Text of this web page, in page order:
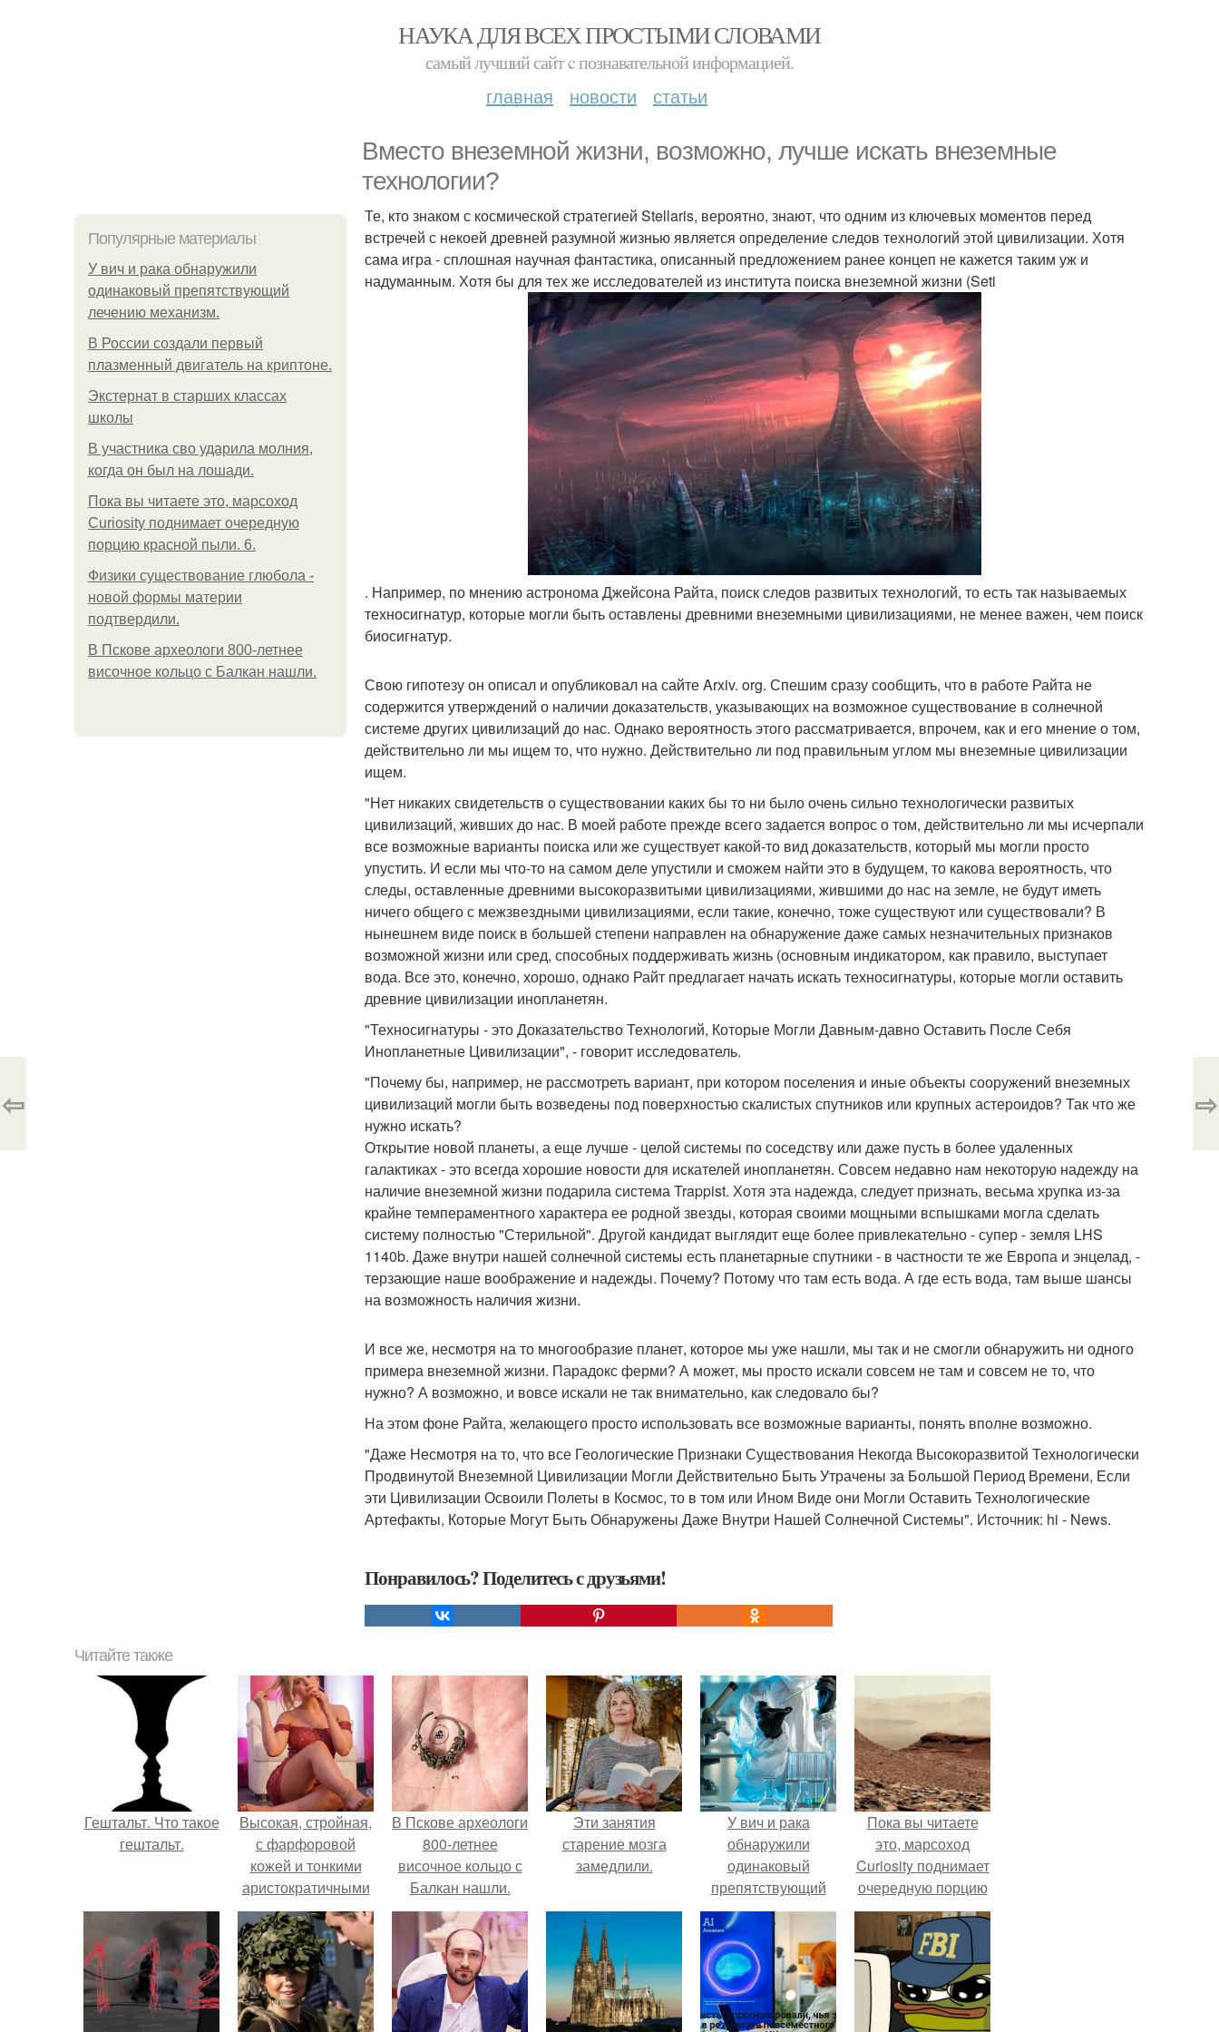
НАУКА ДЛЯ ВСЕХ ПРОСТЫМИ СЛОВАМИ
самый лучший сайт c познавательной информацией.
главная новости статьи
Вместо внеземной жизни, возможно, лучше искать внеземные
технологии?
Популярные материалы
У вич и рака обнаружили
одинаковый препятствующий
лечению механизм.
В России создали первый
плазменный двигатель на криптоне.
Экстернат в старших классах
школы
В участника сво ударила молния,
когда он был на лошади.
Пока вы читаете это, марсоход
Curiosity поднимает очередную
порцию красной пыли. 6.
Физики существование глюбола -
новой формы материи
подтвердили.
В Пскове археологи 800-летнее
височное кольцо с Балкан нашли.
Те, кто знаком с космической стратегией Stellaris, вероятно, знают, что одним из ключевых моментов перед
встречей с некоей древней разумной жизнью является определение следов технологий этой цивилизации. Хотя
сама игра - сплошная научная фантастика, описанный предложением ранее концеп не кажется таким уж и
надуманным. Хотя бы для тех же исследователей из института поиска внеземной жизни (Seti
. Например, по мнению астронома Джейсона Райта, поиск следов развитых технологий, то есть так называемых
техносигнатур, которые могли быть оставлены древними внеземными цивилизациями, не менее важен, чем поиск
биосигнатур.
Свою гипотезу он описал и опубликовал на сайте Arxiv. org. Спешим сразу сообщить, что в работе Райта не
содержится утверждений о наличии доказательств, указывающих на возможное существование в солнечной
системе других цивилизаций до нас. Однако вероятность этого рассматривается, впрочем, как и его мнение о том,
действительно ли мы ищем то, что нужно. Действительно ли под правильным углом мы внеземные цивилизации
ищем.
"Нет никаких свидетельств о существовании каких бы то ни было очень сильно технологически развитых
цивилизаций, живших до нас. В моей работе прежде всего задается вопрос о том, действительно ли мы исчерпали
все возможные варианты поиска или же существует какой-то вид доказательств, который мы могли просто
упустить. И если мы что-то на самом деле упустили и сможем найти это в будущем, то какова вероятность, что
следы, оставленные древними высокоразвитыми цивилизациями, жившими до нас на земле, не будут иметь
ничего общего с межзвездными цивилизациями, если такие, конечно, тоже существуют или существовали? В
нынешнем виде поиск в большей степени направлен на обнаружение даже самых незначительных признаков
возможной жизни или сред, способных поддерживать жизнь (основным индикатором, как правило, выступает
вода. Все это, конечно, хорошо, однако Райт предлагает начать искать техносигнатуры, которые могли оставить
древние цивилизации инопланетян.
"Техносигнатуры - это Доказательство Технологий, Которые Могли Давным-давно Оставить После Себя
Инопланетные Цивилизации", - говорит исследователь.
"Почему бы, например, не рассмотреть вариант, при котором поселения и иные объекты сооружений внеземных
цивилизаций могли быть возведены под поверхностью скалистых спутников или крупных астероидов? Так что же
нужно искать?
Открытие новой планеты, а еще лучше - целой системы по соседству или даже пусть в более удаленных
галактиках - это всегда хорошие новости для искателей инопланетян. Совсем недавно нам некоторую надежду на
наличие внеземной жизни подарила система Trappist. Хотя эта надежда, следует признать, весьма хрупка из-за
крайне темпераментного характера ее родной звезды, которая своими мощными вспышками могла сделать
систему полностью "Стерильной". Другой кандидат выглядит еще более привлекательно - супер - земля LHS
1140b. Даже внутри нашей солнечной системы есть планетарные спутники - в частности те же Европа и энцелад, -
терзающие наше воображение и надежды. Почему? Потому что там есть вода. А где есть вода, там выше шансы
на возможность наличия жизни.
И все же, несмотря на то многообразие планет, которое мы уже нашли, мы так и не смогли обнаружить ни одного
примера внеземной жизни. Парадокс ферми? А может, мы просто искали совсем не там и совсем не то, что
нужно? А возможно, и вовсе искали не так внимательно, как следовало бы?
На этом фоне Райта, желающего просто использовать все возможные варианты, понять вполне возможно.
"Даже Несмотря на то, что все Геологические Признаки Существования Некогда Высокоразвитой Технологически
Продвинутой Внеземной Цивилизации Могли Действительно Быть Утрачены за Большой Период Времени, Если
эти Цивилизации Освоили Полеты в Космос, то в том или Ином Виде они Могли Оставить Технологические
Артефакты, Которые Могут Быть Обнаружены Даже Внутри Нашей Солнечной Системы". Источник: hi - News.
Понравилось? Поделитесь с друзьями!
⇦ ⇨
Читайте также
Гештальт. Что такое
гештальт.
Высокая, стройная,
с фарфоровой
кожей и тонкими
аристократичными
чертами, эль
выглядит так, будто
сошла с полотна
художника.
В Пскове археологи
800-летнее
височное кольцо с
Балкан нашли.
Эти занятия
старение мозга
замедлили.
У вич и рака
обнаружили
одинаковый
препятствующий
лечению механизм.
Пока вы читаете
это, марсоход
Curiosity поднимает
очередную порцию
красной пыли. 6.